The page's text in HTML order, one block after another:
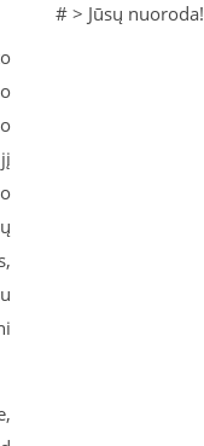
# > Jūsų nuoroda!